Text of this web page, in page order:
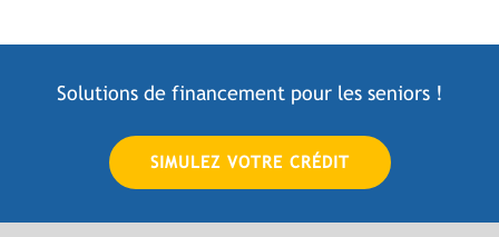
Solutions de financement pour les seniors!
SIMULEZ VOTRE CRÉDIT